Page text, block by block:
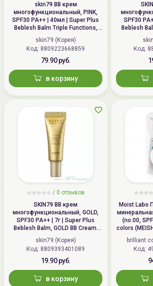
skin79 ВВ крем
многофункциональный, PINK,
SPF30 PA++ | 40мл | Super Plus
Beblesh Balm Triple Functions,
PINK BB Cream, SPF30 PA++
skin79 (Корея)
Код: 8809223668859
79.90 руб.
в корзину
SPF30
Beblesh
PINK BB
/ 0 отзывов
SKIN79 ВВ крем
многофункциональный, GOLD,
SPF30 PA++ | 7г | Super Plus
Beblesh Balm, GOLD BB Cream,
SPF30 PA++
skin79 (Корея)
Код: 8809393401089
19.90 руб.
в корзину
Moist Labo
(no.00,
colors
BB
brilliant